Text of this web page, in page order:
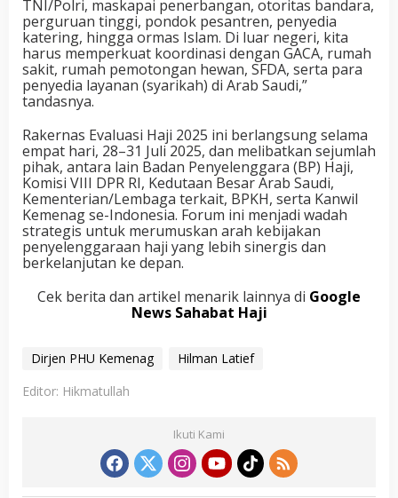
TNI/Polri, maskapai penerbangan, otoritas bandara,
perguruan tinggi, pondok pesantren, penyedia
katering, hingga ormas Islam. Di luar negeri, kita
harus memperkuat koordinasi dengan GACA, rumah
sakit, rumah pemotongan hewan, SFDA, serta para
penyedia layanan (syarikah) di Arab Saudi,”
tandasnya.
Rakernas Evaluasi Haji 2025 ini berlangsung selama
empat hari, 28–31 Juli 2025, dan melibatkan sejumlah
pihak, antara lain Badan Penyelenggara (BP) Haji,
Komisi VIII DPR RI, Kedutaan Besar Arab Saudi,
Kementerian/Lembaga terkait, BPKH, serta Kanwil
Kemenag se-Indonesia. Forum ini menjadi wadah
strategis untuk merumuskan arah kebijakan
penyelenggaraan haji yang lebih sinergis dan
berkelanjutan ke depan.
Cek berita dan artikel menarik lainnya di Google
News Sahabat Haji
Dirjen PHU Kemenag
Hilman Latief
Editor: Hikmatullah
Ikuti Kami